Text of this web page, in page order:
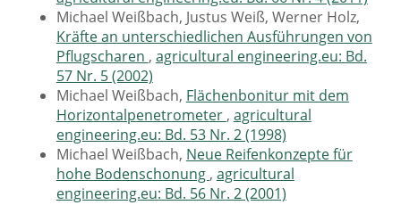
Michael Weißbach, Justus Weiß, Werner Holz,
Kräfte an unterschiedlichen Ausführungen von
Pflugscharen , agricultural engineering.eu: Bd.
57 Nr. 5 (2002)
Michael Weißbach, Flächenbonitur mit dem
Horizontalpenetrometer , agricultural
engineering.eu: Bd. 53 Nr. 2 (1998)
Michael Weißbach, Neue Reifenkonzepte für
hohe Bodenschonung , agricultural
engineering.eu: Bd. 56 Nr. 2 (2001)